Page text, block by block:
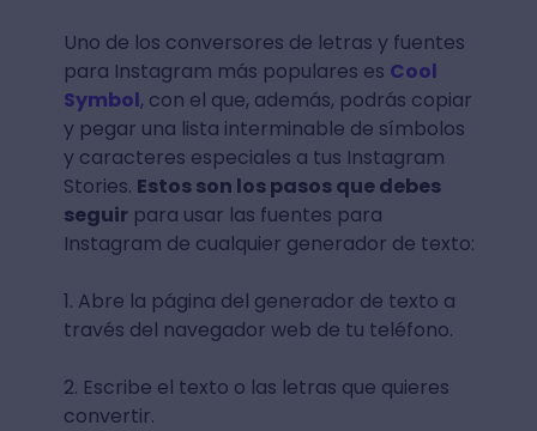
Uno de los conversores de letras y fuentes
para Instagram más populares es Cool
Symbol, con el que, además, podrás copiar
y pegar una lista interminable de símbolos
y caracteres especiales a tus Instagram
Stories. Estos son los pasos que debes
seguir para usar las fuentes para
Instagram de cualquier generador de texto:
1. Abre la página del generador de texto a
través del navegador web de tu teléfono.
2. Escribe el texto o las letras que quieres
convertir.